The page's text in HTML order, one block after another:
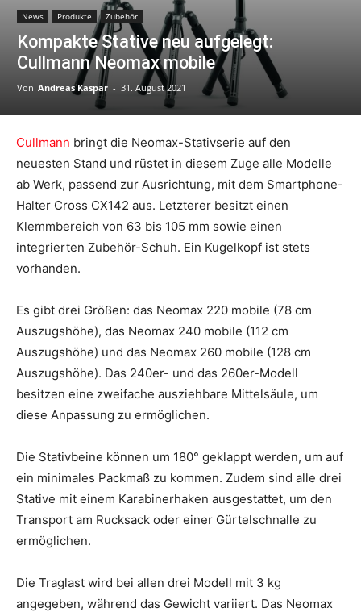
News Produkte Zubehör
Kompakte Stative neu aufgelegt:
Cullmann Neomax mobile
Von Andreas Kaspar - 31. August 2021
Cullmann bringt die Neomax-Stativserie auf den
neuesten Stand und rüstet in diesem Zuge alle Modelle
ab Werk, passend zur Ausrichtung, mit dem Smartphone-
Halter Cross CX142 aus. Letzterer besitzt einen
Klemmbereich von 63 bis 105 mm sowie einen
integrierten Zubehör-Schuh. Ein Kugelkopf ist stets
vorhanden.
Es gibt drei Größen: das Neomax 220 mobile (78 cm
Auszugshöhe), das Neomax 240 mobile (112 cm
Auszugshöhe) und das Neomax 260 mobile (128 cm
Auszugshöhe). Das 240er- und das 260er-Modell
besitzen eine zweifache ausziehbare Mittelsäule, um
diese Anpassung zu ermöglichen.
Die Stativbeine können um 180° geklappt werden, um auf
ein minimales Packmaß zu kommen. Zudem sind alle drei
Stative mit einem Karabinerhaken ausgestattet, um den
Transport am Rucksack oder einer Gürtelschnalle zu
ermöglichen.
Die Traglast wird bei allen drei Modell mit 3 kg
angegeben, während das Gewicht variiert. Das Neomax